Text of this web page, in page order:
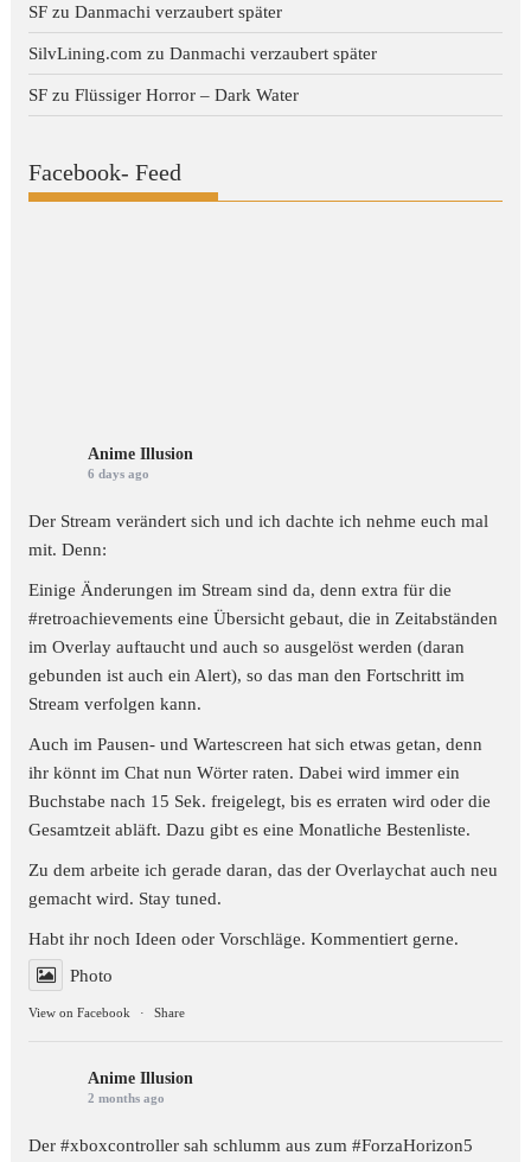
SF zuDanmachi verzaubert später
SilvLining.com zuDanmachi verzaubert später
SF zuFlüssiger Horror – Dark Water
Facebook- Feed
Anime Illusion
6 days ago
Der Stream verändert sich und ich dachte ich nehme euch mal
mit. Denn:
Einige Änderungen im Stream sind da, denn extra für die
#retroachievements eine Übersicht gebaut, die in Zeitabständen
im Overlay auftaucht und auch so ausgelöst werden (daran
gebunden ist auch ein Alert), so das man den Fortschritt im
Stream verfolgen kann.
Auch im Pausen- und Wartescreen hat sich etwas getan, denn
ihr könnt im Chat nun Wörter raten. Dabei wird immer ein
Buchstabe nach 15 Sek. freigelegt, bis es erraten wird oder die
Gesamtzeit abläft. Dazu gibt es eine Monatliche Bestenliste.
Zu dem arbeite ich gerade daran, das der Overlaychat auch neu
gemacht wird. Stay tuned.
Habt ihr noch Ideen oder Vorschläge. Kommentiert gerne.
Photo
View on Facebook · Share
Anime Illusion
2 months ago
Der #xboxcontroller sah schlumm aus zum#ForzaHorizon5